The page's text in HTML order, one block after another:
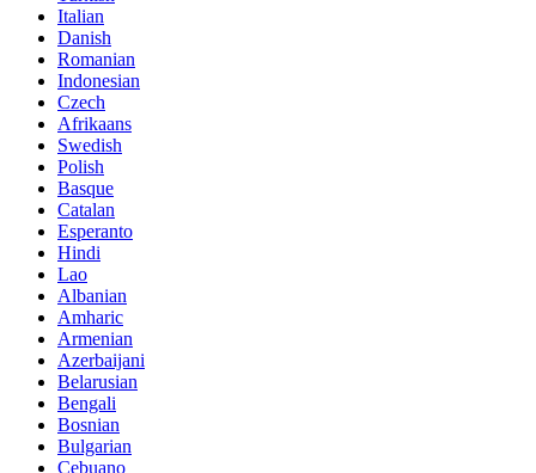
Italian
Danish
Romanian
Indonesian
Czech
Afrikaans
Swedish
Polish
Basque
Catalan
Esperanto
Hindi
Lao
Albanian
Amharic
Armenian
Azerbaijani
Belarusian
Bengali
Bosnian
Bulgarian
Cebuano